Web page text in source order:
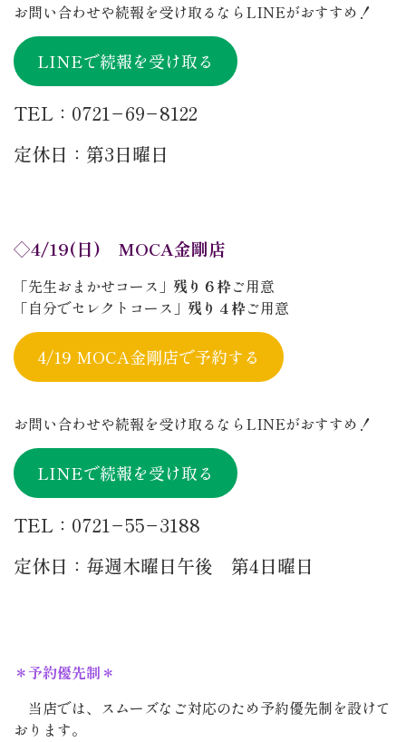
お問い合わせや続報を受け取るならLINEがおすすめ！
LINEで続報を受け取る
TEL：0721−69−8122
定休日：第3日曜日
◇4/19(日) MOCA金剛店
「先生おまかせコース」 残り６枠ご用意
「自分でセレクトコース」 残り４枠ご用意
4/19 MOCA金剛店で予約する
お問い合わせや続報を受け取るならLINEがおすすめ！
LINEで続報を受け取る
TEL：0721−55−3188
定休日：毎週木曜日午後 第4日曜日
＊予約優先制＊
当店では、スムーズなご対応のため予約優先制を設けて
おります。